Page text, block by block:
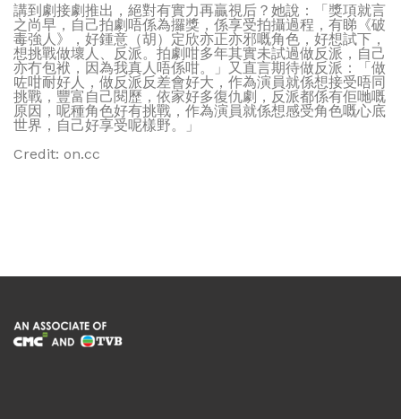
講到劇接劇推出，絕對有實力再贏視后？她說：「獎項就言
之尚早，自己拍劇唔係為攞獎，係享受拍攝過程，有睇《破
毒強人》，好鍾意（胡）定欣亦正亦邪嘅角色，好想試下，
想挑戰做壞人、反派。拍劇咁多年其實未試過做反派，自己
亦冇包袱，因為我真人唔係咁。」又直言期待做反派：「做
咗咁耐好人，做反派反差會好大，作為演員就係想接受唔同
挑戰，豐富自己閱歷，依家好多復仇劇，反派都係有佢哋嘅
原因，呢種角色好有挑戰，作為演員就係想感受角色嘅心底
世界，自己好享受呢樣野。」
Credit: on.cc